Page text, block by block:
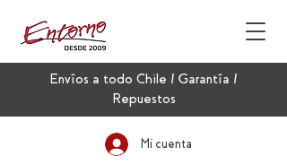
Envíos a todo Chile / Garantía /
Repuestos
Mi cuenta